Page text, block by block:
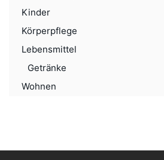
Kinder
Körperpflege
Lebensmittel
Getränke
Wohnen